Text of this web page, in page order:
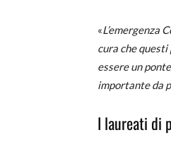
«L’emergenza
cura che
essere un
importante da
I laureati di